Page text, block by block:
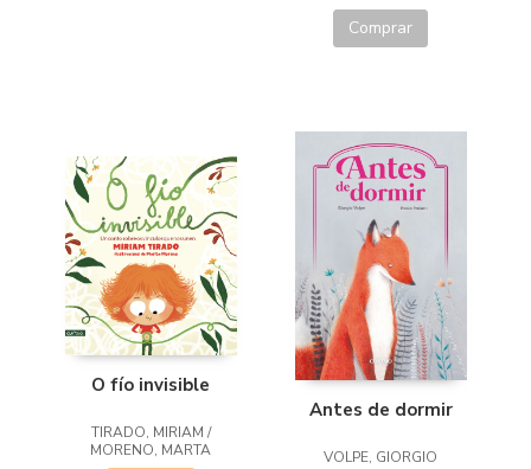
Comprar
O fío invisible
TIRADO, MIRIAM /
MORENO, MARTA
Antes de dormir
VOLPE, GIORGIO